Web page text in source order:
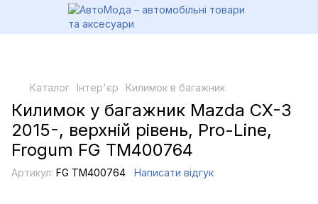
Каталог Інтер'єр Килимок в багажник
Килимок у багажник Mazda CX-3
2015-, верхній рівень, Pro-Line,
Frogum FG TM400764
Артикул: FG TM400764 Написати відгук